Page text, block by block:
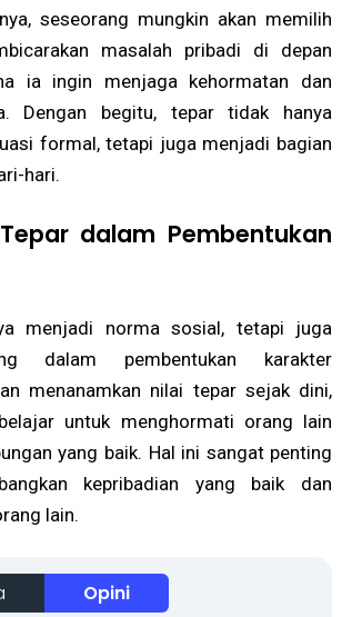
seseorang mungkin akan memilih
masalah pribadi di depan
ia ingin menjaga kehormatan dan
Dengan begitu, tepar tidak hanya
formal, tetapi juga menjadi bagian
hari.
dalam Pembentukan
menjadi norma sosial, tetapi juga
dalam pembentukan karakter
menanamkan nilai tepar sejak dini,
untuk menghormati orang lain
yang baik. Hal ini sangat penting
kepribadian yang baik dan
lain.
Opini